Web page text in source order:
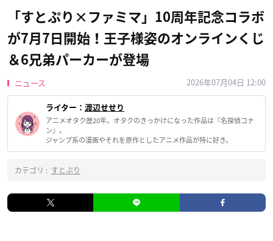
「すとぷり×ファミマ」10周年記念コラボ
が7月7日開始！王子様姿のオンラインくじ
＆6兄弟パーカーが登場
ニュース 2026年07月04日 12:00
ライター： 渡辺せせり
アニメオタク歴20年。オタクのきっかけになった作品は『名探偵コナ
ン』。
ジャンプ系の漫画やそれを原作としたアニメ作品が特に好き。
カテゴリ : すとぷり